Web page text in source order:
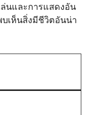
นและการแสดงอัน
เห็นสิ่งมีชีวิตอันน่า